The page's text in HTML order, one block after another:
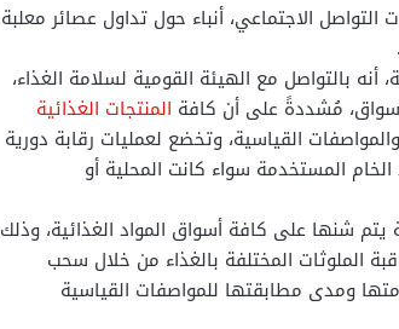
الاجتماعي، أنباء حول تداول عصائر معلبة
بالتواصل مع الهيئة القومية لسلامة الغذاء،
مُشددةً على أن كافة المنتجات الغذائية
القياسية، وتخضع لعمليات رقابة دورية
الخام المستخدمة سواء كانت المحلية أو
شنها على كافة أسواق المواد الغذائية، وذلك
الملوثات المختلفة بالغذاء من خلال سحب
ومدى مطابقتها للمواصفات القياسية